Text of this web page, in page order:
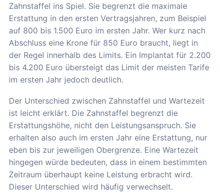
Zahnstaffel ins Spiel. Sie begrenzt die maximale
Erstattung in den ersten Vertragsjahren, zum Beispiel
auf 800 bis 1.500 Euro im ersten Jahr. Wer kurz nach
Abschluss eine Krone für 850 Euro braucht, liegt in
der Regel innerhalb des Limits. Ein Implantat für 2.200
bis 4.200 Euro übersteigt das Limit der meisten Tarife
im ersten Jahr jedoch deutlich.
Der Unterschied zwischen Zahnstaffel und Wartezeit
ist leicht erklärt. Die Zahnstaffel begrenzt die
Erstattungshöhe, nicht den Leistungsanspruch. Sie
erhalten also auch im ersten Jahr eine Erstattung, nur
eben bis zur jeweiligen Obergrenze. Eine Wartezeit
hingegen würde bedeuten, dass in einem bestimmten
Zeitraum überhaupt keine Leistung erbracht wird.
Dieser Unterschied wird häufig verwechselt.